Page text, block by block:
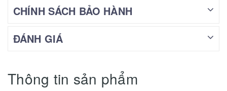
CHÍNH SÁCH BẢO HÀNH
ĐÁNH GIÁ
Thông tin sản phẩm